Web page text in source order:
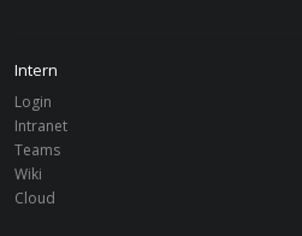
Intern
Login
Intranet
Teams
Wiki
Cloud